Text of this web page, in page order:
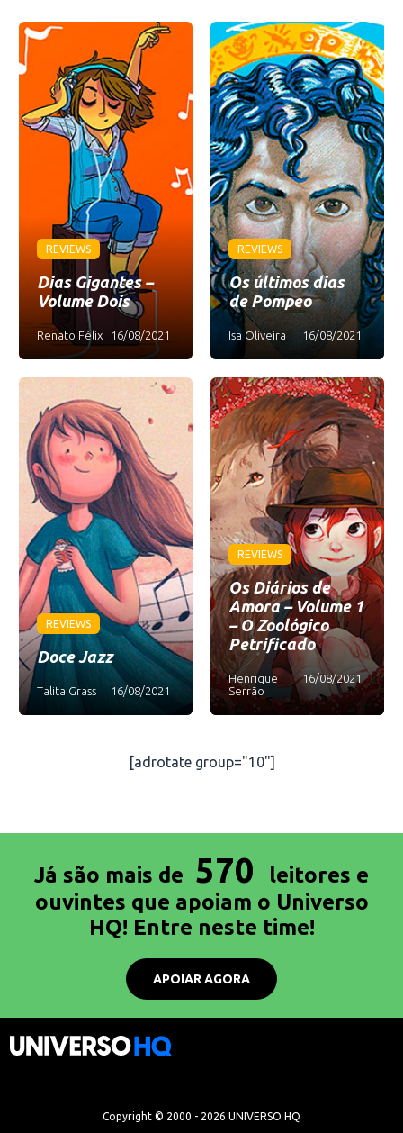
REVIEWS
Dias Gigantes –
Volume Dois
Renato Félix 16/08/2021
REVIEWS
Os últimos dias
de Pompeo
Isa Oliveira 16/08/2021
REVIEWS
Doce Jazz
Talita Grass 16/08/2021
REVIEWS
Os Diários de
Amora – Volume 1
– O Zoológico
Petrificado
Henrique
Serrão
16/08/2021
[adrotate group="10"]
Já são mais de 570
leitores e
ouvintes que apoiam o Universo
HQ! Entre neste time!
APOIAR AGORA
Copyright © 2000 - 2026 UNIVERSO HQ